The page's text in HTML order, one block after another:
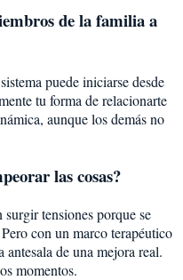
de la familia a
puede iniciarse desde
tu forma de relacionarte
aunque los demás no
las cosas?
tensiones porque se
con un marco terapéutico
antesala de una mejora real.
momentos.